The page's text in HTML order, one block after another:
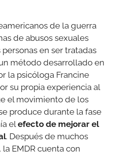
de la guerra
de abusos sexuales
en ser tratadas
método desarrollado en
la psicóloga Francine
su propia experiencia al
el movimiento de los
produce durante la fase
el efecto de mejorar el
. Después de muchos
EMDR cuenta con